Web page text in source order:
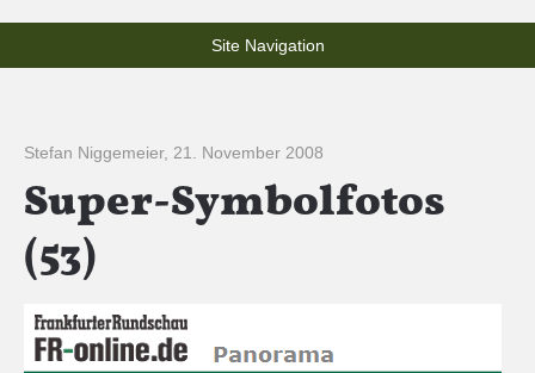
Site Navigation
Stefan Niggemeier, 21. November 2008
Super-Symbolfotos
(53)